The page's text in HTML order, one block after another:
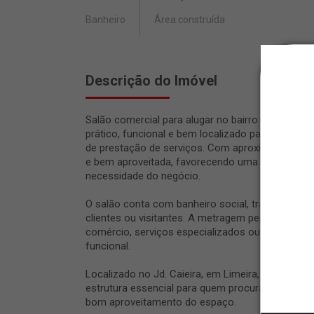
Banheiro Área construída
Descrição do Imóvel
Salão comercial para alugar no bairro Jd.
prático, funcional e bem localizado para
de prestação de serviços. Com
e bem aproveitada, favorecendo uma rotina
necessidade do negócio.
O salão conta com banheiro social, trazendo
clientes ou visitantes. A metragem permite o
comércio, serviços especializados ou outras
funcional.
Localizado no Jd. Caieira, em Limeira, este
estrutura essencial para quem procura um
bom aproveitamento do espaço.